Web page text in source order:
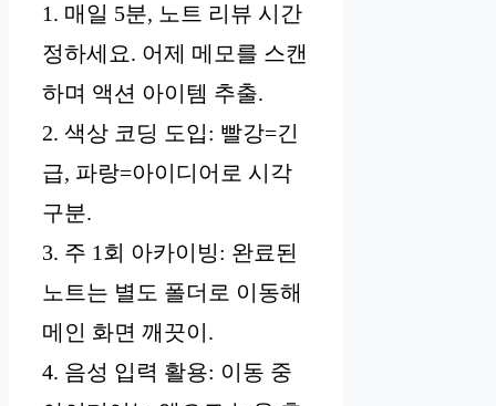
1. 매일 5분, 노트 리뷰 시간
정하세요. 어제 메모를 스캔
하며 액션 아이템 추출.
2. 색상 코딩 도입: 빨강=긴
급, 파랑=아이디어로 시각
구분.
3. 주 1회 아카이빙: 완료된
노트는 별도 폴더로 이동해
메인 화면 깨끗이.
4. 음성 입력 활용: 이동 중